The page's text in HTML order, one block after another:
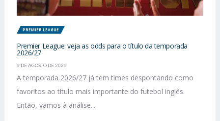
PREMIER LEAGUE
Premier League: veja as odds para o título da temporada
2026/27
6 DE AGOSTO DE 2026
A temporada 2026/27 já tem times despontando como
favoritos ao título mais importante do futebol inglês.
Então, vamos à análise...